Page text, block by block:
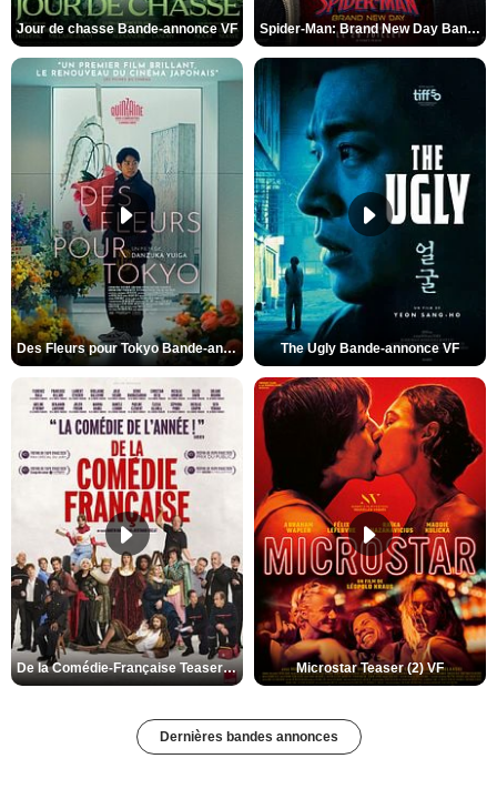
Jour de chasse Bande-annonce VF Spider-Man: Brand New Day Bande-annonce (3) VO STFR
Des Fleurs pour Tokyo Bande-annonce VO STFR The Ugly Bande-annonce VF
De la Comédie-Française Teaser (3) VF Microstar Teaser (2) VF
Dernières bandes annonces